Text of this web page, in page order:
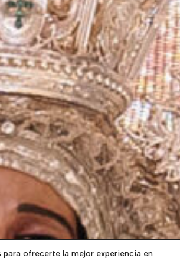
ofrecerte la mejor experiencia en